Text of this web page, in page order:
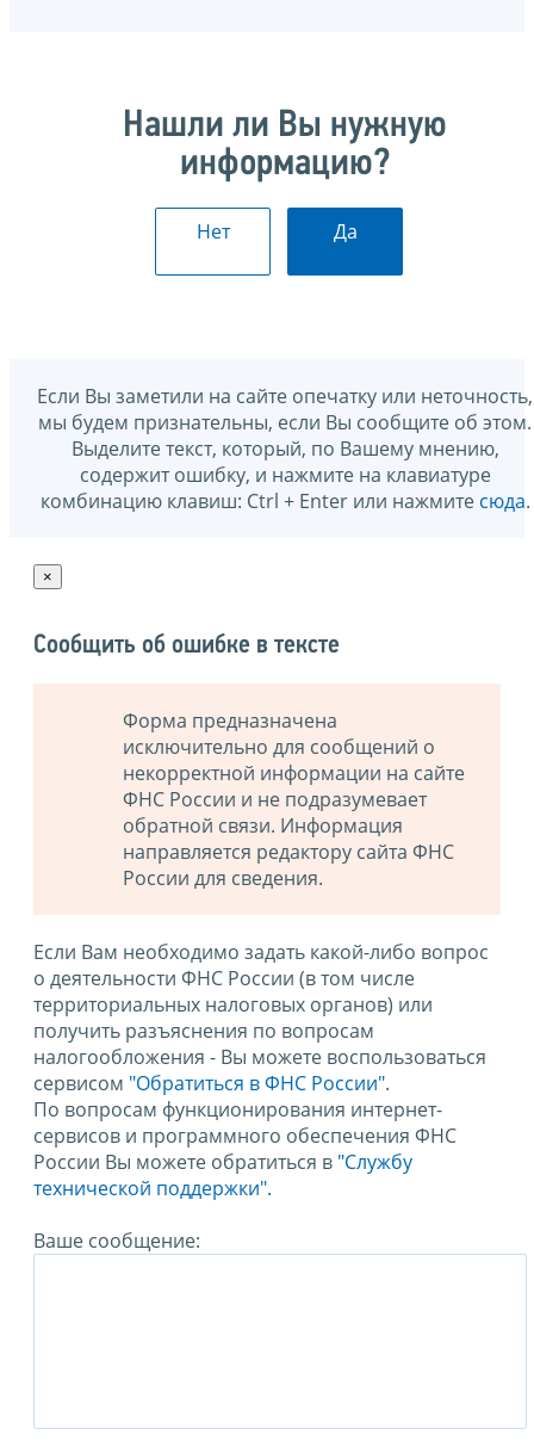
Нашли ли Вы нужную
информацию?
Нет Да
Если Вы заметили на сайте опечатку или неточность,
мы будем признательны, если Вы сообщите об этом.
Выделите текст, который, по Вашему мнению,
содержит ошибку, и нажмите на клавиатуре
комбинацию клавиш: Ctrl + Enter или нажмите сюда.
×
Сообщить об ошибке в тексте
Форма предназначена
исключительно для сообщений о
некорректной информации на сайте
ФНС России и не подразумевает
обратной связи. Информация
направляется редактору сайта ФНС
России для сведения.
Если Вам необходимо задать какой-либо вопрос
о деятельности ФНС России (в том числе
территориальных налоговых органов) или
получить разъяснения по вопросам
налогообложения - Вы можете воспользоваться
сервисом "Обратиться в ФНС России".
По вопросам функционирования интернет-
сервисов и программного обеспечения ФНС
России Вы можете обратиться в "Службу
технической поддержки".
Ваше сообщение: